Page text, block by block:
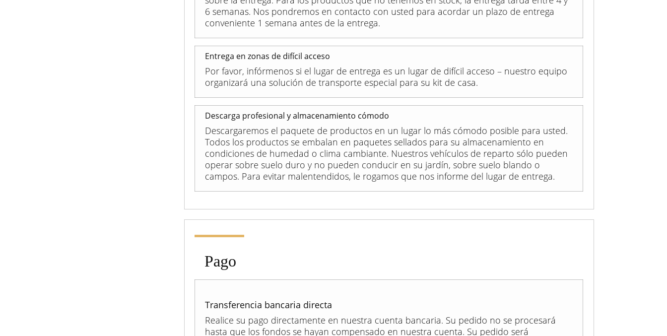
6 semanas. Nos pondremos en contacto con usted para acordar un plazo de entrega
conveniente 1 semana antes de la entrega.
Entrega en zonas de difícil acceso
Por favor, infórmenos si el lugar de entrega es un lugar de difícil acceso – nuestro equipo
organizará una solución de transporte especial para su kit de casa.
Descarga profesional y almacenamiento cómodo
Descargaremos el paquete de productos en un lugar lo más cómodo posible para usted.
Todos los productos se embalan en paquetes sellados para su almacenamiento en
condiciones de humedad o clima cambiante. Nuestros vehículos de reparto sólo pueden
operar sobre suelo duro y no pueden conducir en su jardín, sobre suelo blando o
campos. Para evitar malentendidos, le rogamos que nos informe del lugar de entrega.
Pago
Transferencia bancaria directa
Realice su pago directamente en nuestra cuenta bancaria. Su pedido no se procesará
hasta que los fondos se hayan compensado en nuestra cuenta. Su pedido será